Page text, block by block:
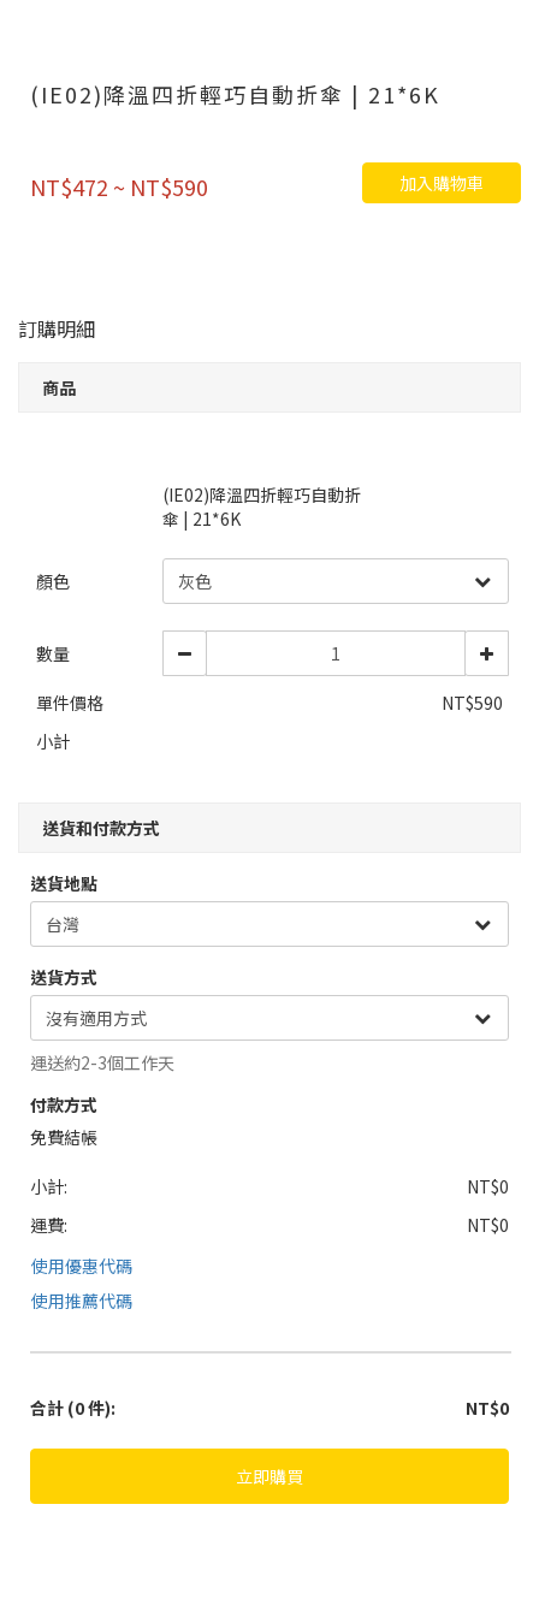
(IE02)降溫四折輕巧自動折傘 | 21*6K
NT$472 ~ NT$590 加入購物車
訂購明細
商品
(IE02)降溫四折輕巧自動折
傘 | 21*6K
顏色
數量
單件價格
NT$590
小計
送貨和付款方式
送貨地點
送貨方式
運送約2-3個工作天
付款方式
免費結帳
小計:
NT$0
運費:
NT$0
使用優惠代碼
使用推薦代碼
合計 (0 件): NT$0
立即購買